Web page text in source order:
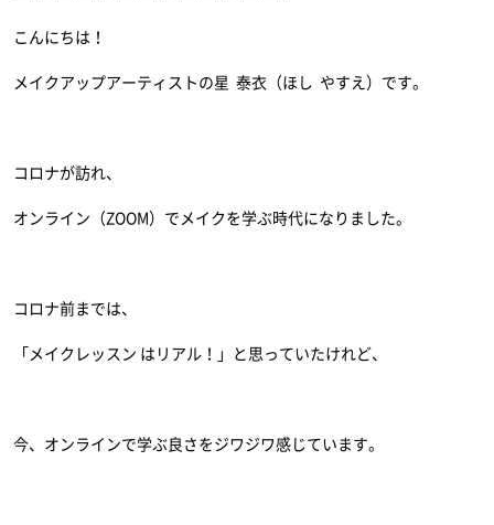
こんにちは！
メイクアップアーティストの星 泰衣（ほし やすえ）です。
コロナが訪れ、
オンライン（ZOOM）でメイクを学ぶ時代になりました。
コロナ前までは、
「メイクレッスン はリアル！」と思っていたけれど、
今、オンラインで学ぶ良さをジワジワ感じています。